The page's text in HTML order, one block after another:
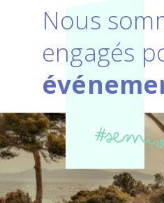
Nous
engagés